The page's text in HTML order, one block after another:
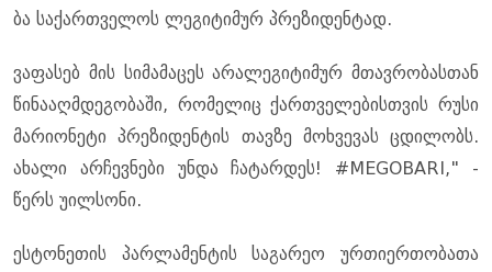
ბა სა­ქარ­თვე­ლოს ლე­გი­ტი­მურ პრე­ზი­დენ­ტად.
ვა­ფა­სებ მის სი­მა­მა­ცეს არა­ლე­გი­ტი­მურ მთავ­რო­ბას­თან
წი­ნა­აღ­მდე­გო­ბა­ში, რო­მე­ლიც ქარ­თვე­ლე­ბის­თვის რუსი
მა­რი­ო­ნე­ტი პრე­ზი­დენ­ტის თავ­ზე მოხ­ვე­ვას ცდი­ლობს.
ახა­ლი არ­ჩევ­ნე­ბი უნდა ჩა­ტარ­დეს! #MEGOBARI," -
წერს უილ­სო­ნი.
ეს­ტო­ნე­თის პარ­ლა­მენ­ტის სა­გა­რეო ურ­თი­ერ­თო­ბა­თა